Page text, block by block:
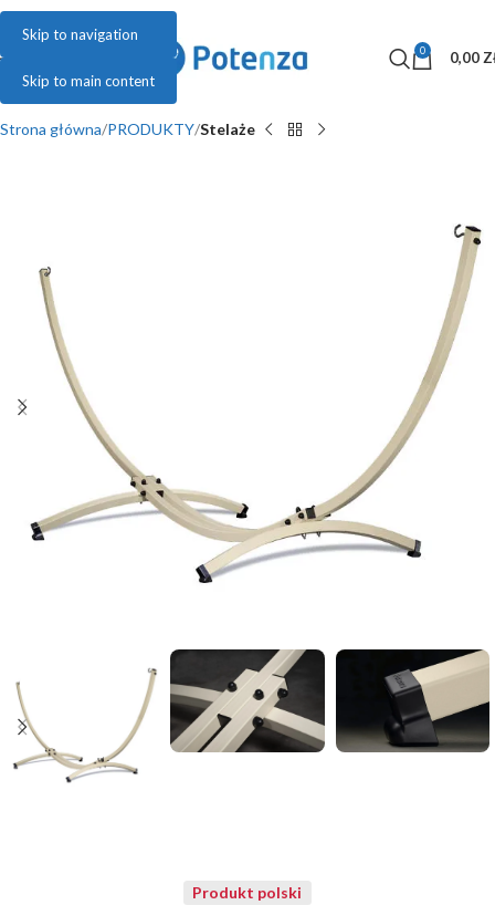
Skip to navigation
Skip to main content
0 0,00
Strona główna PRODUKTY Stelaże
Produkt polski